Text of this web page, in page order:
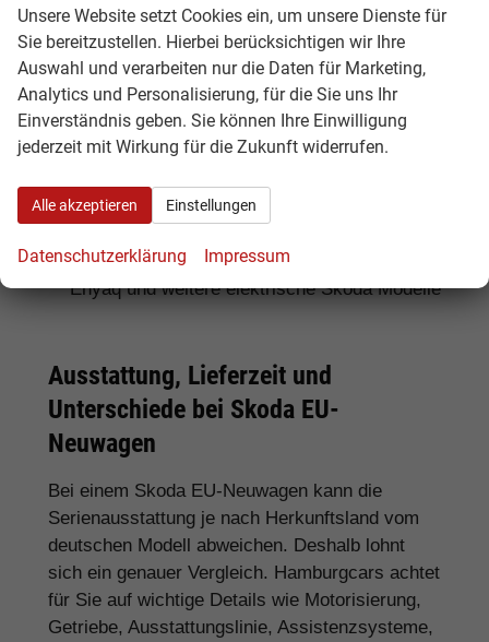
Für Pendler:Skoda Fabia, Scala, Octavia
und Kamiq
Für Vielfahrer:Skoda Octavia, Superb und
Diesel- oder Automatikmodelle
Für SUV-Fans:Skoda Kamiq, Karoq, Kodiaq
und Enyaq
Für Elektroauto-Interessenten:
Enyaq und weitere elektrische Skoda Modelle
Ausstattung, Lieferzeit und
Unterschiede bei Skoda EU-
Neuwagen
Bei einem Skoda EU-Neuwagen kann die
Serienausstattung je nach Herkunftsland vom
deutschen Modell abweichen. Deshalb lohnt
sich ein genauer Vergleich. Hamburgcars achtet
für Sie auf wichtige Details wie Motorisierung,
Getriebe, Ausstattungslinie, Assistenzsysteme,
Unsere Website setzt Cookies ein, um unsere Dienste für
Sie bereitzustellen. Hierbei berücksichtigen wir Ihre
Auswahl und verarbeiten nur die Daten für Marketing,
Analytics und Personalisierung, für die Sie uns Ihr
Einverständnis geben. Sie können Ihre Einwilligung
jederzeit mit Wirkung für die Zukunft widerrufen.
Alle akzeptieren Einstellungen
Datenschutzerklärung Impressum